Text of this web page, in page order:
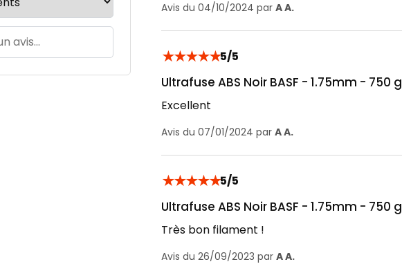
Avis du 04/10/2024 par A A.
★★★★★5/5
Ultrafuse ABS Noir BASF - 1.75mm - 750 g
Excellent
Avis du 07/01/2024 par A A.
★★★★★5/5
Ultrafuse ABS Noir BASF - 1.75mm - 750 g
Très bon filament !
Avis du 26/09/2023 par A A.